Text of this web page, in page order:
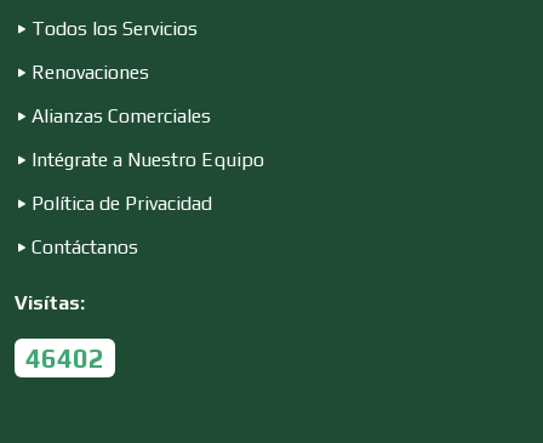
Construcciones en General
Contadores
Control de Plagas
Conversiones Automotrices
Todos los Servicios
Renovaciones
Alianzas Comerciales
Intégrate a Nuestro Equipo
Política de Privacidad
Contáctanos
Visítas:
46402